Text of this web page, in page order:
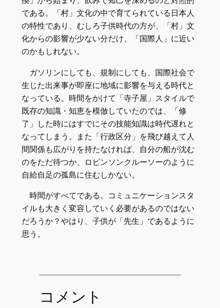
である。「村」文化の中で育てられている日本人
の特性であり、むしろ子供時代の方が、「村」文
化からの影響が少ない分だけ、「国際人」に近い
のかもしれない。
ガソリンにしても、規制にしても、国際社会で
生じた出来事が即座に地域に影響を与える時代と
なっている。時間をかけて「寺子屋」スタイルで
既存の知識・知恵を模倣していたのでは、「修
了」した時にはすでにその技能知識は時代遅れと
なってしまう。また「行政区分」を飛び越えて人
間関係も広がりを持たなければ、自分の船が沈む
のをただ待つか、ロビンソンクルーソーのように
自給自足の孤島に住むしかない。
時間がすべてである。コミュニケーションスタ
イルも大きく変容していく必要があるのではない
だろうか？やはり、子供が「先生」であるように
思う。
コメント